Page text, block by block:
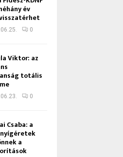
év
0
Viktor: az
totális
0
Csaba: a
a